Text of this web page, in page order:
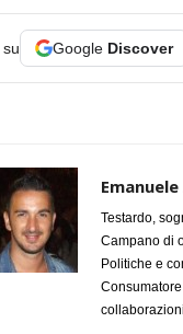
Google Discover
Testardo,
Campano di
Politiche e